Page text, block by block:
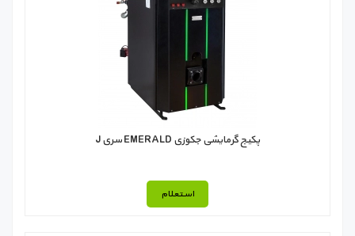
پکیج گرمایشی جکوزی EMERALD سری J
استعلام